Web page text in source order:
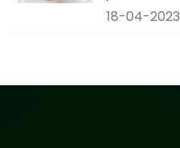
18-04-2023